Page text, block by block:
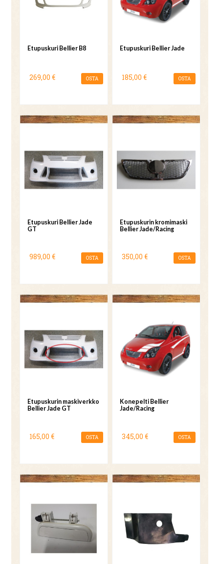
Etupuskuri Bellier B8
269,00 € OSTA
Etupuskuri Bellier Jade
185,00 € OSTA
Etupuskuri Bellier Jade
GT
989,00 € OSTA
Etupuskurin kromimaski
Bellier Jade/Racing
350,00 € OSTA
Etupuskurin maskiverkko
Bellier Jade GT
165,00 € OSTA
Konepelti Bellier
Jade/Racing
345,00 € OSTA